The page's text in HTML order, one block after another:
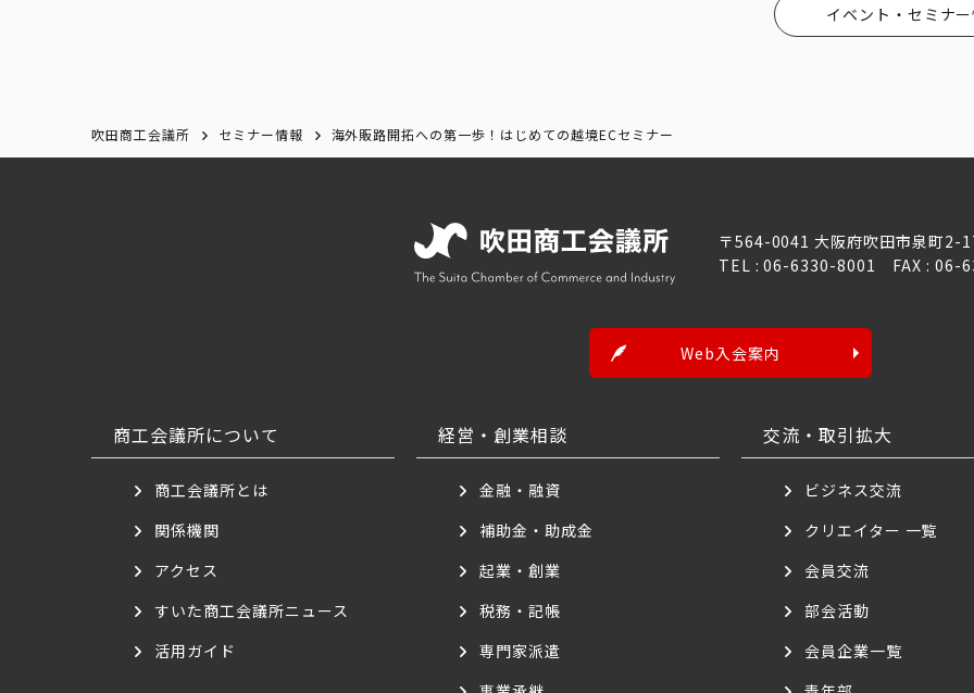
イベント・セミナ
吹田商工会議所 セミナー情報 海外販路開拓への第一歩！はじめての越境ECセミナー
〒564-0041 大阪府吹田市泉町2-
TEL : 06-6330-8001 FAX : 06-
Web入会案内
商工会議所について
商工会議所とは
関係機関
アクセス
すいた商工会議所ニュース
活用ガイド
経営・創業相談
金融・融資
補助金・助成金
起業・創業
税務・記帳
専門家派遣
交流・取引拡大
ビジネス交流
クリエイター 一覧
会員交流
部会活動
会員企業一覧